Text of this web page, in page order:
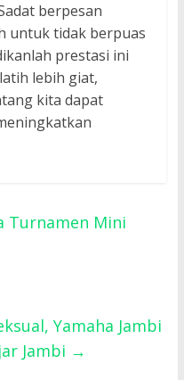
berpesan
untuk tidak berpuas
prestasi ini
lebih giat,
kita dapat
Turnamen Mini
Yamaha Jambi
Jambi →